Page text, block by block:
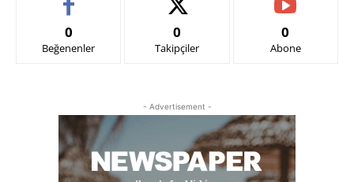
0
Beğenenler
0
Takipçiler
0
Abone
- Advertisement -